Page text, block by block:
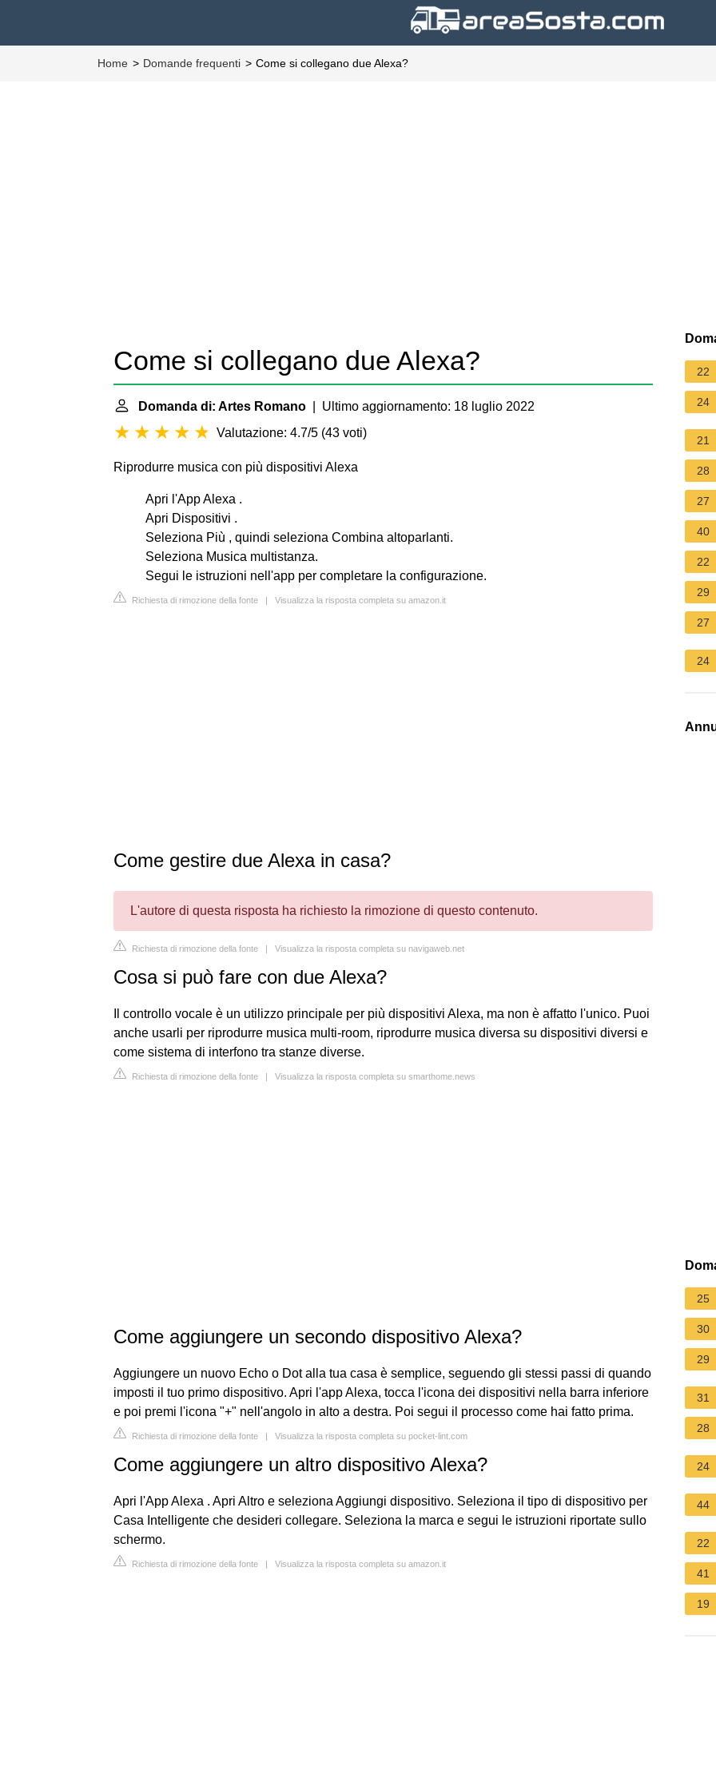
Home Domande frequenti Come si collegano due Alexa?
Come si collegano due Alexa?
Domanda di: Artes Romano | Ultimo aggiornamento: 18 luglio 2022
Valutazione: 4.7/5 (43 voti)
Riprodurre musica con più dispositivi Alexa
Apri l'App Alexa .
Apri Dispositivi .
Seleziona Più , quindi seleziona Combina altoparlanti.
Seleziona Musica multistanza.
Segui le istruzioni nell'app per completare la configurazione.
Richiesta di rimozione della fonte | Visualizza la risposta completa su amazon.it
Come gestire due Alexa in casa?
L'autore di questa risposta ha richiesto la rimozione di questo contenuto.
Richiesta di rimozione della fonte | Visualizza la risposta completa su navigaweb.net
Cosa si può fare con due Alexa?
Il controllo vocale è un utilizzo principale per più dispositivi Alexa, ma non è affatto l'unico. Puoi
anche usarli per riprodurre musica multi-room, riprodurre musica diversa su dispositivi diversi e
come sistema di interfono tra stanze diverse.
Richiesta di rimozione della fonte | Visualizza la risposta completa su smarthome.news
Come aggiungere un secondo dispositivo Alexa?
Aggiungere un nuovo Echo o Dot alla tua casa è semplice, seguendo gli stessi passi di quando
imposti il tuo primo dispositivo. Apri l'app Alexa, tocca l'icona dei dispositivi nella barra inferiore
e poi premi l'icona "+" nell'angolo in alto a destra. Poi segui il processo come hai fatto prima.
Richiesta di rimozione della fonte | Visualizza la risposta completa su pocket-lint.com
Come aggiungere un altro dispositivo Alexa?
Apri l'App Alexa . Apri Altro e seleziona Aggiungi dispositivo. Seleziona il tipo di dispositivo per
Casa Intelligente che desideri collegare. Seleziona la marca e segui le istruzioni riportate sullo
schermo.
Richiesta di rimozione della fonte | Visualizza la risposta completa su amazon.it
22
24
21
28
27
40
22
29
27
24
25
30
29
31
28
24
44
22
41
19